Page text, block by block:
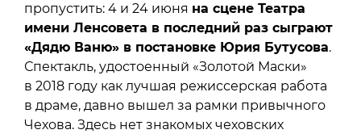
пропустить: 4 и 24 июня на сцене Театра
имени Ленсовета в последний раз сыграют
«Дядю Ваню» в постановке Юрия Бутусова.
Спектакль, удостоенный «Золотой Маски»
в 2018 году как лучшая режиссерская работа
в драме, давно вышел за рамки привычного
Чехова. Здесь нет знакомых чеховских